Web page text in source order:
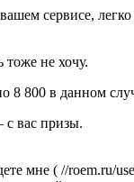
сервисе,
не хочу.
8 800 в данном
вас призы.
мне ( //roem.ru/